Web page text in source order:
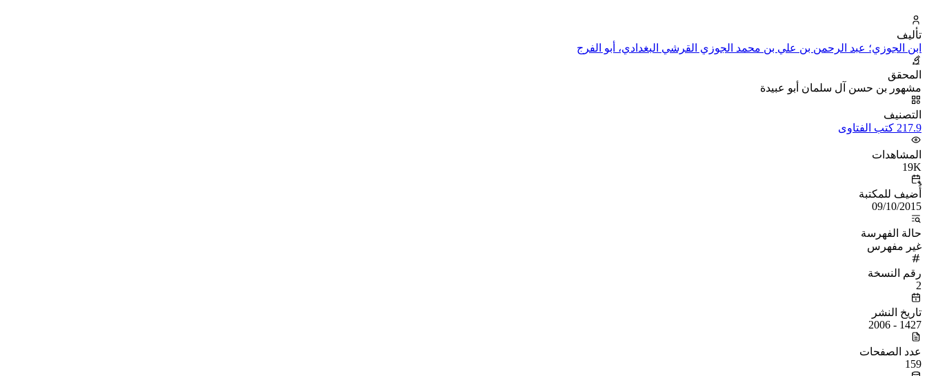
تأليف
ابن الجوزي؛ عبد الرحمن بن علي بن محمد الجوزي القرشي البغدادي، أبو الفرج
المحقق
مشهور بن حسن آل سلمان أبو عبيدة
التصنيف
217.9 كتب الفتاوى
المشاهدات
19K
أُضيف للمكتبة
09/10/2015
حالة الفهرسة
غير مفهرس
رقم النسخة
2
تاريخ النشر
1427 - 2006
عدد الصفحات
159